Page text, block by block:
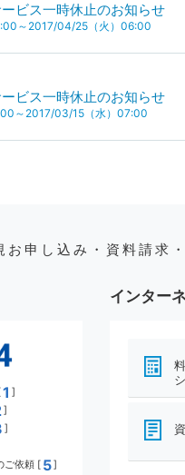
ビス一時休止のお知らせ
～2017/04/25（火）06:00
ビス一時休止のお知らせ
～2017/03/15（水）07:00
お申し込み・資料請求
1 ]
]
]
ご依頼 [ 5]
インター